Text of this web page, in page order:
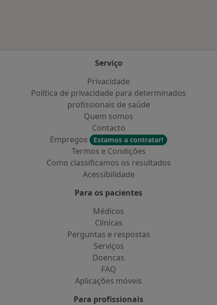
Serviço
Privacidade
Política de privacidade para determinados
profissionais de saúde
Quem somos
Contacto
Empregos
Estamos a contratar!
Termos e Condições
Como classificamos os resultados
Acessibilidade
Para os pacientes
Médicos
Clínicas
Perguntas e respostas
Serviços
Doencas
FAQ
Aplicações móveis
Para profissionais